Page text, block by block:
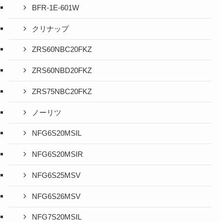
BFR-1E-601W
クリナップ
ZRS60NBC20FKZ
ZRS60NBD20FKZ
ZRS75NBC20FKZ
ノーリツ
NFG6S20MSIL
NFG6S20MSIR
NFG6S25MSV
NFG6S26MSV
NFG7S20MSIL